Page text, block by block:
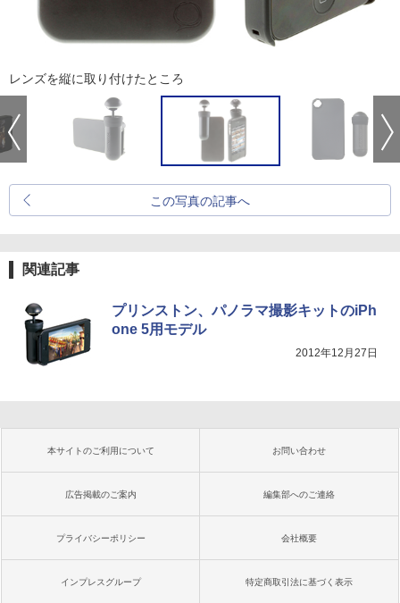
レンズを縦に取り付けたところ
この写真の記事へ
関連記事
プリンストン、パノラマ撮影キットのiPh
one 5用モデル
2012年12月27日
本サイトのご利用について お問い合わせ
広告掲載のご案内 編集部へのご連絡
プライバシーポリシー 会社概要
インプレスグループ 特定商取引法に基づく表示